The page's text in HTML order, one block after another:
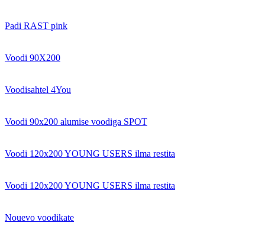
Padi RAST pink
Voodi 90X200
Voodisahtel 4You
Voodi 90x200 alumise voodiga SPOT
Voodi 120x200 YOUNG USERS ilma restita
Voodi 120x200 YOUNG USERS ilma restita
Nouevo voodikate